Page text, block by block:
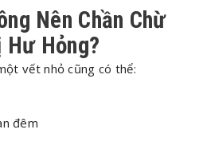
Nên Chần Chừ
Hỏng?
vết nhỏ cũng có thể:
đêm